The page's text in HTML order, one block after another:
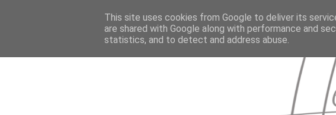
This site uses cookies from Google to deliver its
are shared with Google along with performance and
statistics, and to detect and address abuse.